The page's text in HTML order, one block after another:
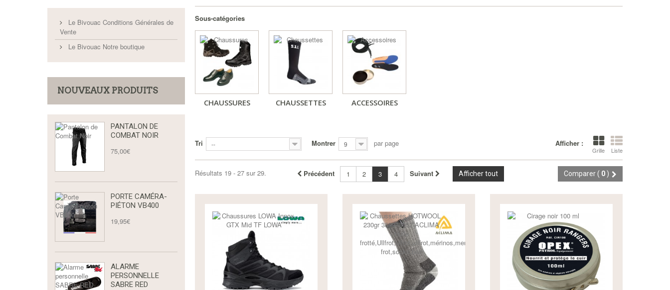
Sous-catégories
CHAUSSURES CHAUSSETTES ACCESSOIRES
Afficher :
Grille Liste
Tri -- Montrer 9 par page
Comparer ( 0 )
Afficher tout
Précédent 1 2 3 4 Suivant
Résultats 19 - 27 sur 29.
Le Bivouac Conditions Générales de
Vente
Le Bivouac Notre boutique
NOUVEAUX PRODUITS
PANTALON DE
COMBAT NOIR
75,00€
PORTE CAMÉRA-
PIÉTON VB400
19,95€
ALARME
PERSONNELLE
SABRE RED